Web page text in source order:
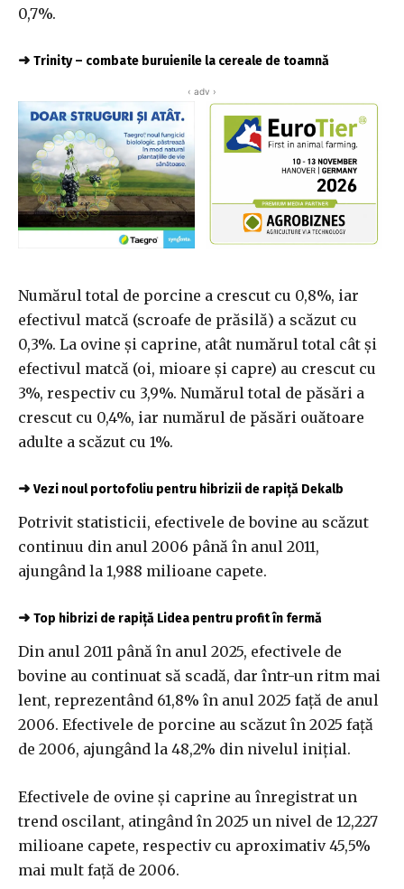
0,7%.
➜ Trinity – combate buruienile la cereale de toamnă
‹ adv ›
Numărul total de porcine a crescut cu 0,8%, iar
efectivul matcă (scroafe de prăsilă) a scăzut cu
0,3%. La ovine şi caprine, atât numărul total cât şi
efectivul matcă (oi, mioare şi capre) au crescut cu
3%, respectiv cu 3,9%. Numărul total de păsări a
crescut cu 0,4%, iar numărul de păsări ouătoare
adulte a scăzut cu 1%.
➜ Vezi noul portofoliu pentru hibrizii de rapiță Dekalb
Potrivit statisticii, efectivele de bovine au scăzut
continuu din anul 2006 până în anul 2011,
ajungând la 1,988 milioane capete.
➜ Top hibrizi de rapiță Lidea pentru profit în fermă
Din anul 2011 până în anul 2025, efectivele de
bovine au continuat să scadă, dar într-un ritm mai
lent, reprezentând 61,8% în anul 2025 faţă de anul
2006. Efectivele de porcine au scăzut în 2025 faţă
de 2006, ajungând la 48,2% din nivelul iniţial.
Efectivele de ovine şi caprine au înregistrat un
trend oscilant, atingând în 2025 un nivel de 12,227
milioane capete, respectiv cu aproximativ 45,5%
mai mult faţă de 2006.